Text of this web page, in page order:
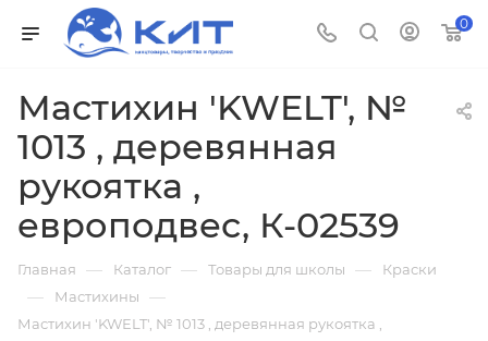
0
Мастихин 'KWELT', №
1013 , деревянная
рукоятка ,
европодвес, К-02539
Главная — Каталог — Товары для школы — Краски
— Мастихины —
Мастихин 'KWELT', № 1013 , деревянная рукоятка ,